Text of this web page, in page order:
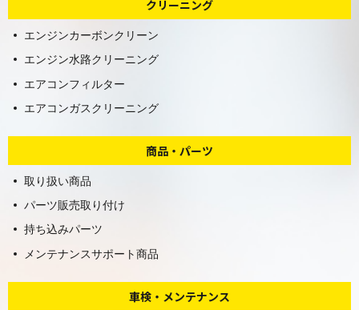
クリーニング
エンジンカーボンクリーン
エンジン水路クリーニング
エアコンフィルター
エアコンガスクリーニング
商品・パーツ
取り扱い商品
パーツ販売取り付け
持ち込みパーツ
メンテナンスサポート商品
車検・メンテナンス